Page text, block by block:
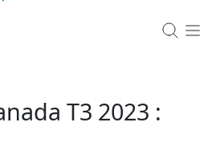
T3 2023 :